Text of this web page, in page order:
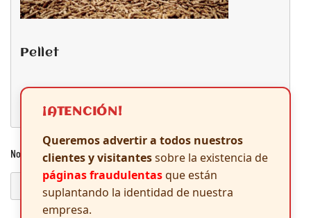
Nombre*
pellet
¡ATENCIÓN!
Queremos advertir a todos nuestros
clientes y visitantessobre la existencia de
páginas fraudulentasque están
suplantando la identidad de nuestra
empresa.